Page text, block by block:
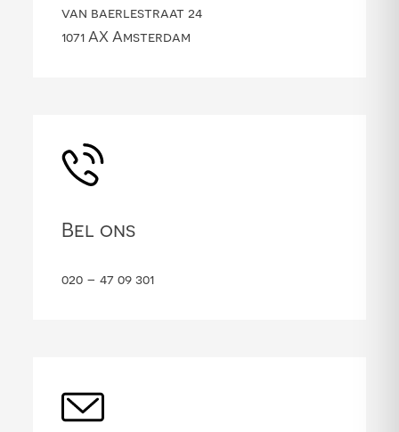
van baerlestraat 24
1071 AX Amsterdam
Bel ons
020 – 47 09 301